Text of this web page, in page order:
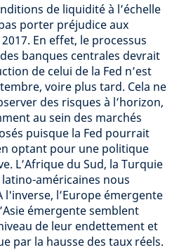
de liquidité à l’échelle
porter préjudice aux
En effet, le processus
banques centrales devrait
de celui de la Fed n’est
voire plus tard. Cela ne
des risques à l’horizon,
au sein des marchés
puisque la Fed pourrait
optant pour une politique
L’Afrique du Sud, la Turquie
américaines nous
l'inverse, l’Europe émergente
émergente semblent
de leur endettement et
par la hausse des taux réels.